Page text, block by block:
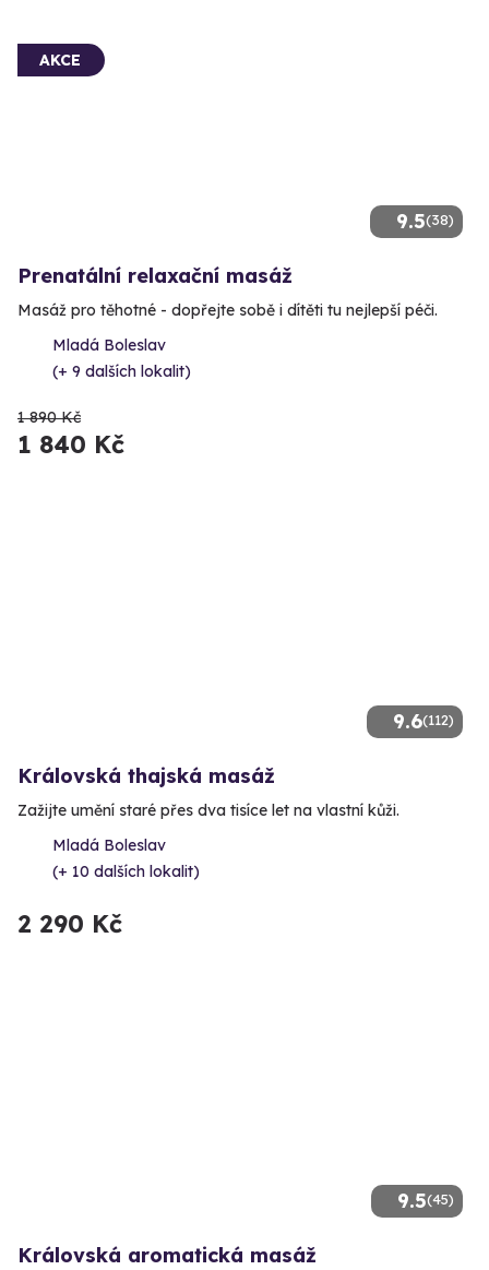
9.5(38)
AKCE
Prenatální relaxační masáž
Masáž pro těhotné - dopřejte sobě i dítěti tu nejlepší péči.
Mladá Boleslav
(+ 9 dalších lokalit)
1 890 Kč
1 840 Kč
9.6(112)
Královská thajská masáž
Zažijte umění staré přes dva tisíce let na vlastní kůži.
Mladá Boleslav
(+ 10 dalších lokalit)
2 290 Kč
9.5(45)
Královská aromatická masáž